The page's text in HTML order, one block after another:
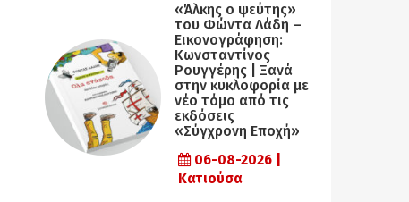
«Άλκης ο ψεύτης»
του Φώντα Λάδη –
Εικονογράφηση:
Κωνσταντίνος
Ρουγγέρης | Ξανά
στην κυκλοφορία με
νέο τόμο από τις
εκδόσεις
«Σύγχρονη Εποχή»
06-08-2026 |
Κατιούσα